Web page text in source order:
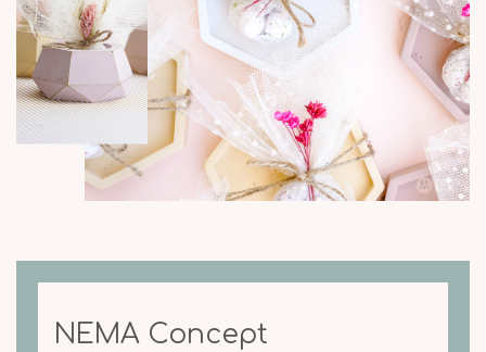
NEMA Concept